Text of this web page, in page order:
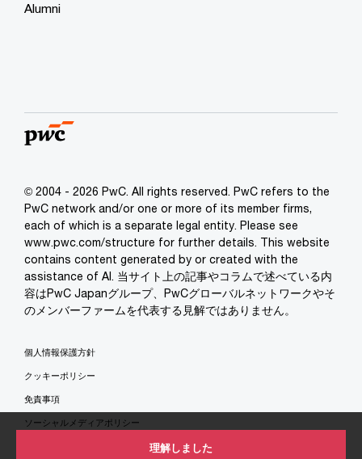
理解しました
Alumni
© 2004 - 2026 PwC. All rights reserved. PwC refers to the
PwC network and/or one or more of its member firms,
each of which is a separate legal entity. Please see
www.pwc.com/structure for further details. This website
contains content generated by or created with the
assistance of AI. 当サイト上の記事やコラムで述べている内
容はPwC Japanグループ、PwCグローバルネットワークやそ
のメンバーファームを代表する見解ではありません。
個人情報保護方針
クッキーポリシー
免責事項
ソーシャルメディアポリシー